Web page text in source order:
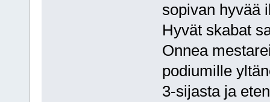
sopivan hyvää
Hyvät skabat
Onnea
podiumille
3-sijasta ja